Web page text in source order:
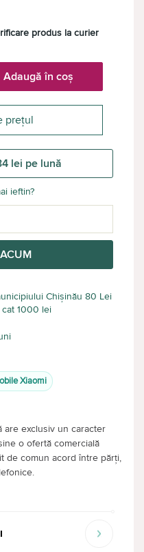
produs la curier
Adaugă în coș
prețul
lei pe lună
ieftin?
Chișinău 80 Lei
1000 lei
Xiaomi
are exclusiv un caracter
o ofertă comercială
de comun acord între părți,